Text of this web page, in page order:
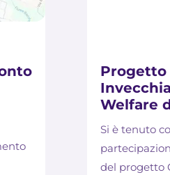
Progetto
Welfare
Si è tenuto
del progetto